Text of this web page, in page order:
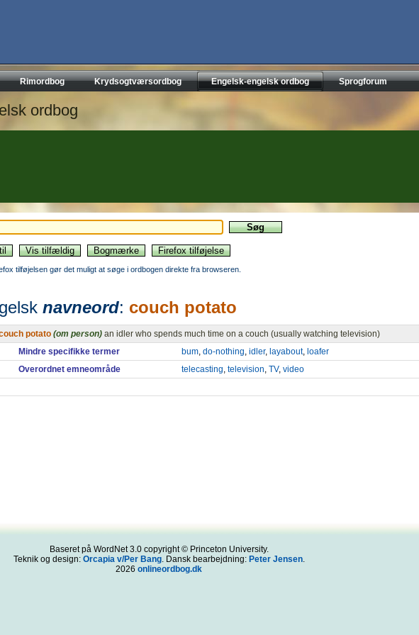
Rimordbog Krydsogtværsordbog Engelsk-engelsk ordbog Sprogforum
ordbog
tilføjelsen gør det muligt at søge i ordbogen direkte fra browseren.
navneord: couch potato
potato (om person) an idler who spends much time on a couch (usually watching television)
Mindre specifikke termer
bum, do-nothing, idler, layabout, loafer
Overordnet emneområde
telecasting, television, TV, video
Baseret på WordNet 3.0 copyright © Princeton University.
Teknik og design: Orcapia v/Per Bang. Dansk bearbejdning: Peter Jensen.
2026 onlineordbog.dk